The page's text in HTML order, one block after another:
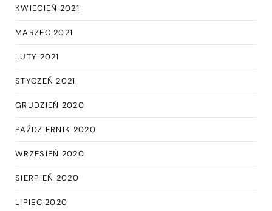
KWIECIEŃ 2021
MARZEC 2021
LUTY 2021
STYCZEŃ 2021
GRUDZIEŃ 2020
PAŹDZIERNIK 2020
WRZESIEŃ 2020
SIERPIEŃ 2020
LIPIEC 2020